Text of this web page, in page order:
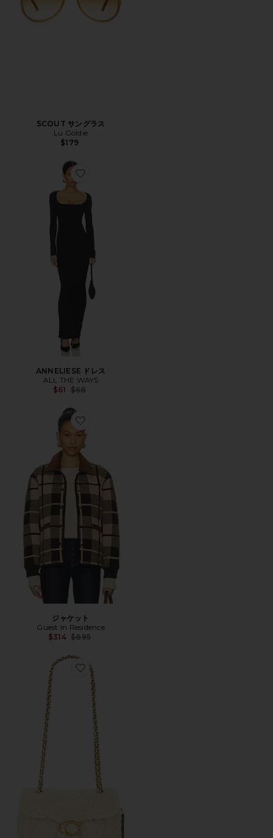
SCOUT サングラス
Lu Goldie
$179
Favorite ANNELIESE ドレス
ANNELIESE ドレス
ALL THE WAYS
$61 Previous price:
$68
Favorite ジャケット
ジャケット
Guest In Residence
$314 Previous price:
$895
Favorite TABBY ショルダーバッグ